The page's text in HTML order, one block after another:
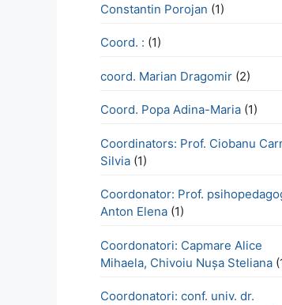
Constantin Porojan (1)
Coord. : (1)
coord. Marian Dragomir (2)
Coord. Popa Adina-Maria (1)
Coordinators: Prof. Ciobanu
Silvia (1)
Coordonator: Prof.
Anton Elena (1)
Coordonatori: Capmare Alice
Mihaela, Chivoiu Nușa Steliana
Coordonatori: conf. univ. dr.